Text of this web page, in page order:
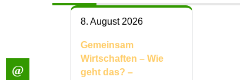
8. August 2026
Gemeinsam
Wirtschaften – Wie
geht das? –